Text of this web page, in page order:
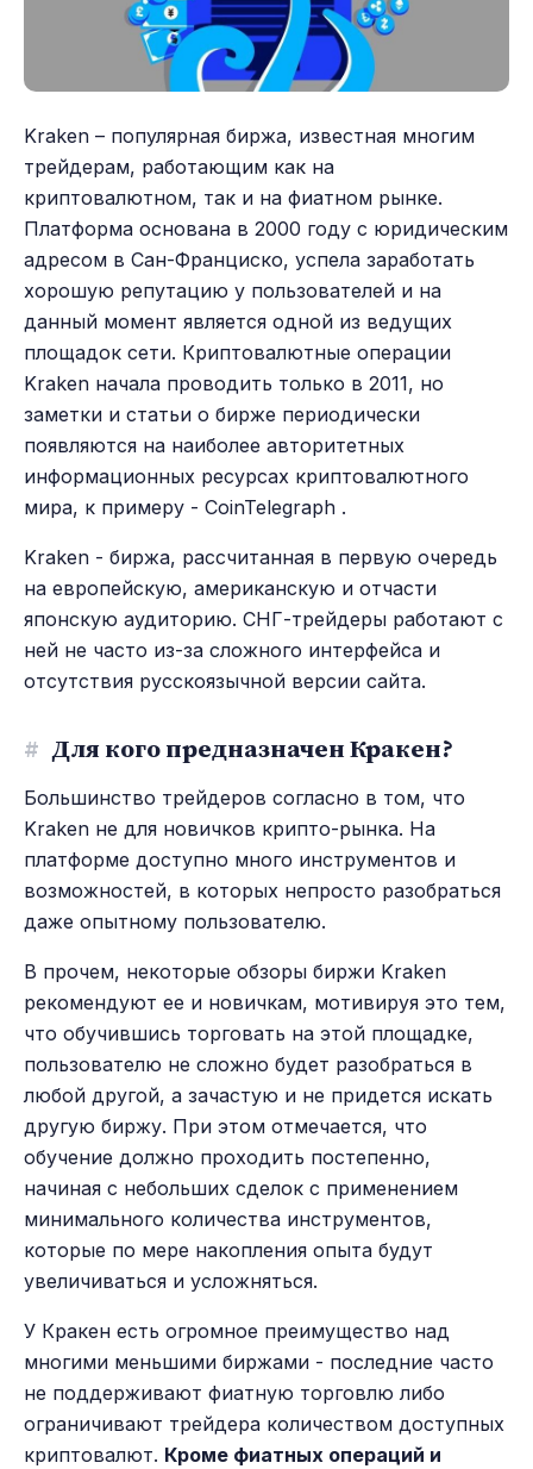
Kraken – популярная биржа, известная многим
трейдерам, работающим как на
криптовалютном, так и на фиатном рынке.
Платформа основана в 2000 году с юридическим
адресом в Сан-Франциско, успела заработать
хорошую репутацию у пользователей и на
данный момент является одной из ведущих
площадок сети. Криптовалютные операции
Kraken начала проводить только в 2011, но
заметки и статьи о бирже периодически
появляются на наиболее авторитетных
информационных ресурсах криптовалютного
мира, к примеру - CoinTelegraph .
Kraken - биржа, рассчитанная в первую очередь
на европейскую, американскую и отчасти
японскую аудиторию. СНГ-трейдеры работают с
ней не часто из-за сложного интерфейса и
отсутствия русскоязычной версии сайта.
# Для кого предназначен Кракен?
Большинство трейдеров согласно в том, что
Kraken не для новичков крипто-рынка. На
платформе доступно много инструментов и
возможностей, в которых непросто разобраться
даже опытному пользователю.
В прочем, некоторые обзоры биржи Kraken
рекомендуют ее и новичкам, мотивируя это тем,
что обучившись торговать на этой площадке,
пользователю не сложно будет разобраться в
любой другой, а зачастую и не придется искать
другую биржу. При этом отмечается, что
обучение должно проходить постепенно,
начиная с небольших сделок с применением
минимального количества инструментов,
которые по мере накопления опыта будут
увеличиваться и усложняться.
У Кракен есть огромное преимущество над
многими меньшими биржами - последние часто
не поддерживают фиатную торговлю либо
ограничивают трейдера количеством доступных
криптовалют. Кроме фиатных операций и